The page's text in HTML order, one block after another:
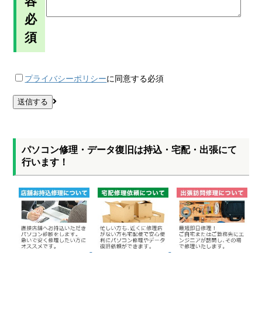
必
須
プライバシーポリシーに同意する必須
パソコン修理・データ復旧は持込・宅配・出張にて
行います！